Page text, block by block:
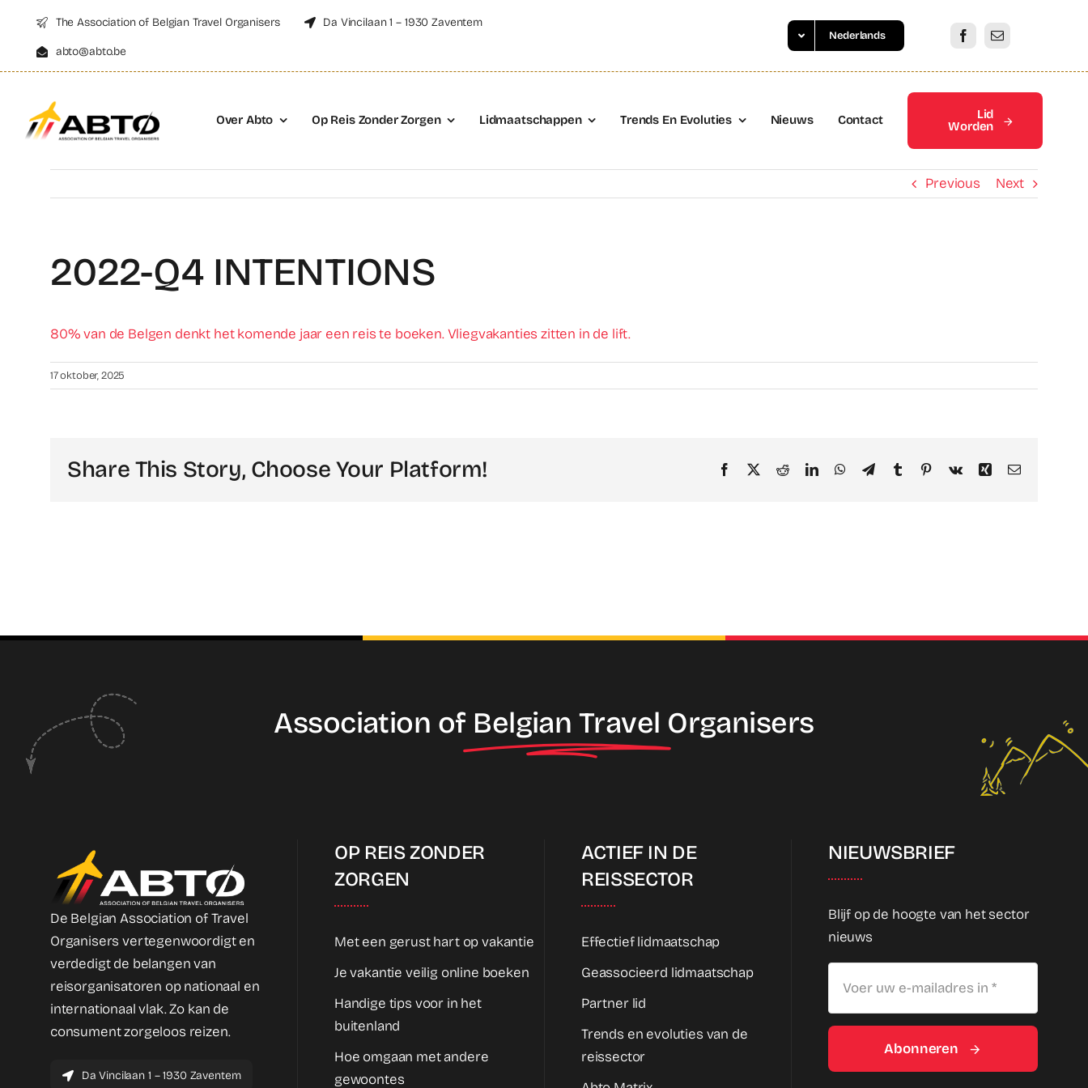
content
The Association of Belgian Travel Organisers Da Vincilaan 1 – 1930 Zaventem
abto@abto.be
Nederlands
Over Abto Op Reis Zonder Zorgen Lidmaatschappen Trends En Evoluties Nieuws Contact
Lid
Worden
Previous Next
2022-Q4 INTENTIONS
80% van de Belgen denkt het komende jaar een reis te boeken. Vliegvakanties zitten in de lift.
17 oktober, 2025
Share This Story, Choose Your Platform! Facebook RedditLinkedInWhatsApp
TelegramTumblr PinterestVk Xing Email
Association of Belgian Travel Organisers
De Belgian Association of Travel
Organisers vertegenwoordigt en
verdedigt de belangen van
reisorganisatoren op nationaal en
internationaal vlak. Zo kan de
consument zorgeloos reizen.
Da Vincilaan 1 – 1930 Zaventem
OP REIS ZONDER
ZORGEN
Met een gerust hart op vakantie
Je vakantie veilig online boeken
Handige tips voor in het
buitenland
Hoe omgaan met andere
gewoontes
ACTIEF IN DE
REISSECTOR
Effectief lidmaatschap
Geassocieerd lidmaatschap
Partner lid
Trends en evoluties van de
reissector
NIEUWSBRIEF
Blijf op de hoogte van het sector
nieuws
Abonneren